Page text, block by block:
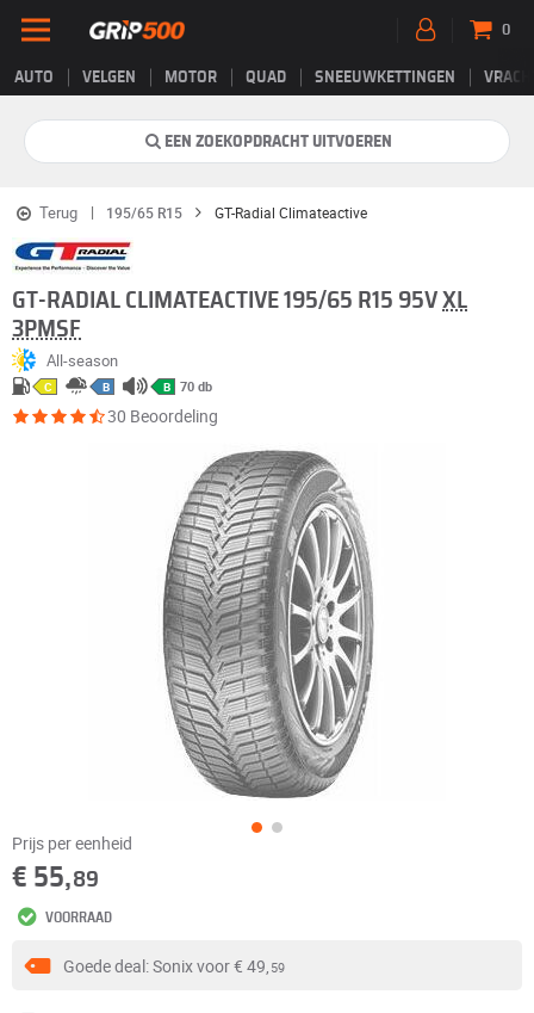
AUTO VELGEN MOTOR QUAD SNEEUWKETTINGEN
0
EEN ZOEKOPDRACHT UITVOEREN
Terug 195/65 R15 GT-Radial Climateactive
GT-RADIAL CLIMATEACTIVE 195/65 R15 95V XL
3PMSF
All-season
C B B 70 db
30 Beoordeling
Prijs per eenheid
€ 55,89
VOORRAAD
Goede deal: Sonix voor€ 49, 59